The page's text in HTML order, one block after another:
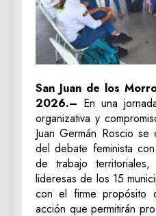
San Juan de los
2026.– En una
organizativa y
Juan Germán Roscio
del debate feminista
de trabajo
lideresas de los 15
con el firme propósito
acción que permitirán